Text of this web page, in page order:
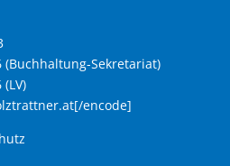
(Buchhaltung-Sekretariat)
encode]